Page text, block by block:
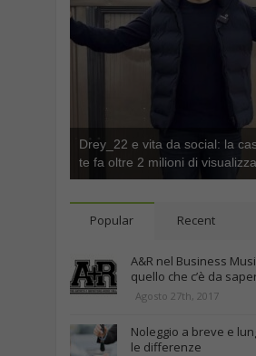
Drey_22 e vita da social: la
te fa oltre 2 milioni di
Popular Recent
A&R nel Business
quello che c’è da
Agosto 27th, 2017
Noleggio a breve e
le differenze